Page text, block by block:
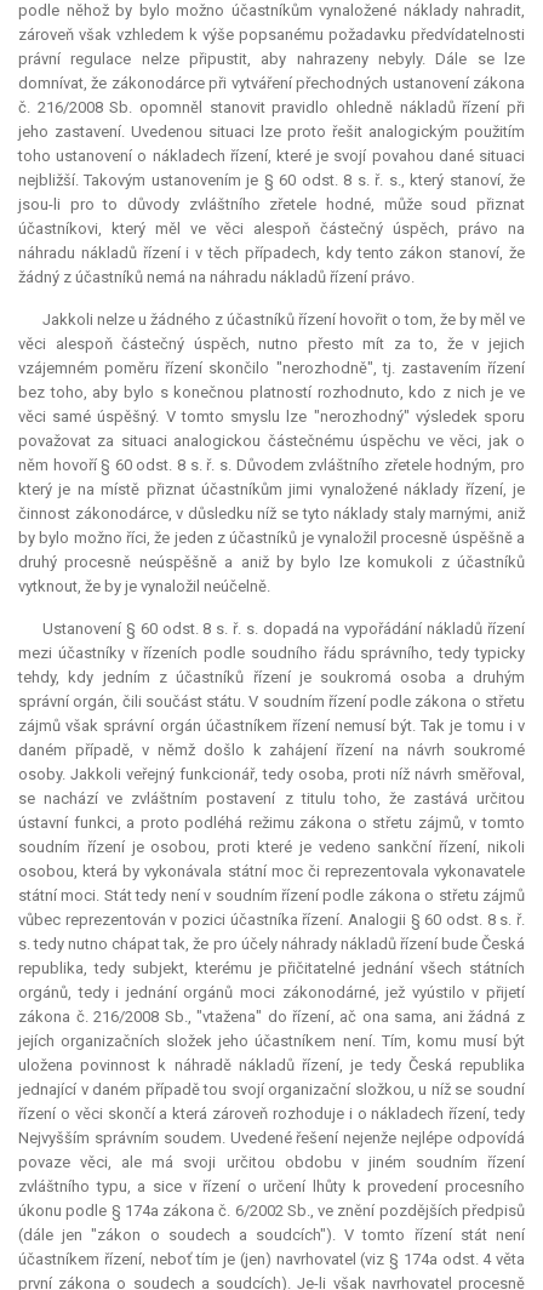
podle něhož by bylo možno účastníkům vynaložené náklady nahradit,
zároveň však vzhledem k výše popsanému požadavku předvídatelnosti
právní regulace nelze připustit, aby nahrazeny nebyly. Dále se lze
domnívat, že zákonodárce při vytváření přechodných ustanovení zákona
č. 216/2008 Sb. opomněl stanovit pravidlo ohledně nákladů řízení při
jeho zastavení. Uvedenou situaci lze proto řešit analogickým použitím
toho ustanovení o nákladech řízení, které je svojí povahou dané situaci
nejbližší. Takovým ustanovením je § 60 odst. 8 s. ř. s., který stanoví, že
jsou-li pro to důvody zvláštního zřetele hodné, může soud přiznat
účastníkovi, který měl ve věci alespoň částečný úspěch, právo na
náhradu nákladů řízení i v těch případech, kdy tento zákon stanoví, že
žádný z účastníků nemá na náhradu nákladů řízení právo.
Jakkoli nelze u žádného z účastníků řízení hovořit o tom, že by měl ve
věci alespoň částečný úspěch, nutno přesto mít za to, že v jejich
vzájemném poměru řízení skončilo "nerozhodně", tj. zastavením řízení
bez toho, aby bylo s konečnou platností rozhodnuto, kdo z nich je ve
věci samé úspěšný. V tomto smyslu lze "nerozhodný" výsledek sporu
považovat za situaci analogickou částečnému úspěchu ve věci, jak o
něm hovoří § 60 odst. 8 s. ř. s. Důvodem zvláštního zřetele hodným, pro
který je na místě přiznat účastníkům jimi vynaložené náklady řízení, je
činnost zákonodárce, v důsledku níž se tyto náklady staly marnými, aniž
by bylo možno říci, že jeden z účastníků je vynaložil procesně úspěšně a
druhý procesně neúspěšně a aniž by bylo lze komukoli z účastníků
vytknout, že by je vynaložil neúčelně.
Ustanovení § 60 odst. 8 s. ř. s. dopadá na vypořádání nákladů řízení
mezi účastníky v řízeních podle soudního řádu správního, tedy typicky
tehdy, kdy jedním z účastníků řízení je soukromá osoba a druhým
správní orgán, čili součást státu. V soudním řízení podle zákona o střetu
zájmů však správní orgán účastníkem řízení nemusí být. Tak je tomu i v
daném případě, v němž došlo k zahájení řízení na návrh soukromé
osoby. Jakkoli veřejný funkcionář, tedy osoba, proti níž návrh směřoval,
se nachází ve zvláštním postavení z titulu toho, že zastává určitou
ústavní funkci, a proto podléhá režimu zákona o střetu zájmů, v tomto
soudním řízení je osobou, proti které je vedeno sankční řízení, nikoli
osobou, která by vykonávala státní moc či reprezentovala vykonavatele
státní moci. Stát tedy není v soudním řízení podle zákona o střetu zájmů
vůbec reprezentován v pozici účastníka řízení. Analogii § 60 odst. 8 s. ř.
s. tedy nutno chápat tak, že pro účely náhrady nákladů řízení bude Česká
republika, tedy subjekt, kterému je přičitatelné jednání všech státních
orgánů, tedy i jednání orgánů moci zákonodárné, jež vyústilo v přijetí
zákona č. 216/2008 Sb., "vtažena" do řízení, ač ona sama, ani žádná z
jejích organizačních složek jeho účastníkem není. Tím, komu musí být
uložena povinnost k náhradě nákladů řízení, je tedy Česká republika
jednající v daném případě tou svojí organizační složkou, u níž se soudní
řízení o věci skončí a která zároveň rozhoduje i o nákladech řízení, tedy
Nejvyšším správním soudem. Uvedené řešení nejenže nejlépe odpovídá
povaze věci, ale má svoji určitou obdobu v jiném soudním řízení
zvláštního typu, a sice v řízení o určení lhůty k provedení procesního
úkonu podle § 174a zákona č. 6/2002 Sb., ve znění pozdějších předpisů
(dále jen "zákon o soudech a soudcích"). V tomto řízení stát není
účastníkem řízení, neboť tím je (jen) navrhovatel (viz § 174a odst. 4 věta
první zákona o soudech a soudcích). Je-li však navrhovatel procesně